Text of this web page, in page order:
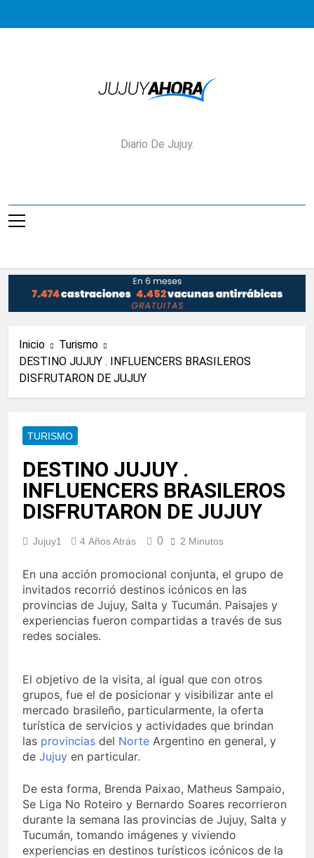
Jujuy Ahora!
Diario De Jujuy.
Inicio
Turismo
DESTINO JUJUY . INFLUENCERS BRASILEROS
DISFRUTARON DE JUJUY
TURISMO
DESTINO JUJUY .
INFLUENCERS BRASILEROS
DISFRUTARON DE JUJUY
Jujuy1 4 Años Atrás 0 2 Minutos
En una acción promocional conjunta, el grupo de
invitados recorrió destinos icónicos en las
provincias de Jujuy, Salta y Tucumán. Paisajes y
experiencias fueron compartidas a través de sus
redes sociales.
El objetivo de la visita, al igual que con otros
grupos, fue el de posicionar y visibilizar ante el
mercado brasileño, particularmente, la oferta
turística de servicios y actividades que brindan
las provincias del Norte Argentino en general, y
de Jujuy en particular.
De esta forma, Brenda Paixao, Matheus Sampaio,
Se Liga No Roteiro y Bernardo Soares recorrieron
durante la semana las provincias de Jujuy, Salta y
Tucumán, tomando imágenes y viviendo
experiencias en destinos turísticos icónicos de la